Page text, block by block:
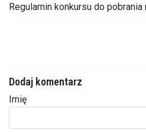
Regulamin konkursu do pobrania
Dodaj komentarz
Imię